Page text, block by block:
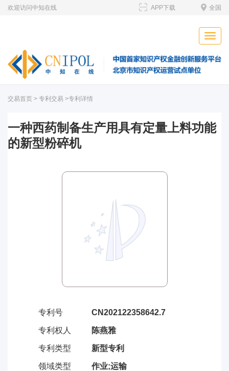
欢迎访问中知在线 全国
APP下载
Toggle
交易首页 > 专利交易 >专利详情
一种西药制备生产用具有定量上料功能
的新型粉碎机
专利号 CN202122358642.7
专利权人 陈燕雅
专利类型 新型专利
领域类型 作业;运输